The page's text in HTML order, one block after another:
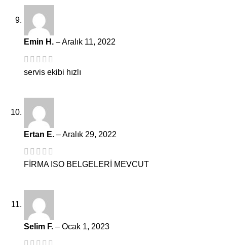
Emin H. –Aralık 11, 2022
servis ekibi hızlı
Ertan E. –Aralık 29, 2022
FİRMA ISO BELGELERİ MEVCUT
Selim F. – Ocak 1, 2023